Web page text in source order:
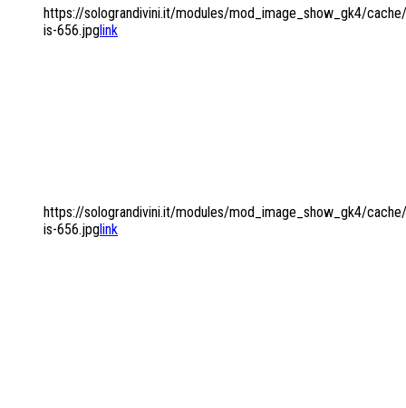
https://solograndivini.it/modules/mod_image_show_gk4/
is-656.jpglink
https://solograndivini.it/modules/mod_image_show_gk4/
is-656.jpglink